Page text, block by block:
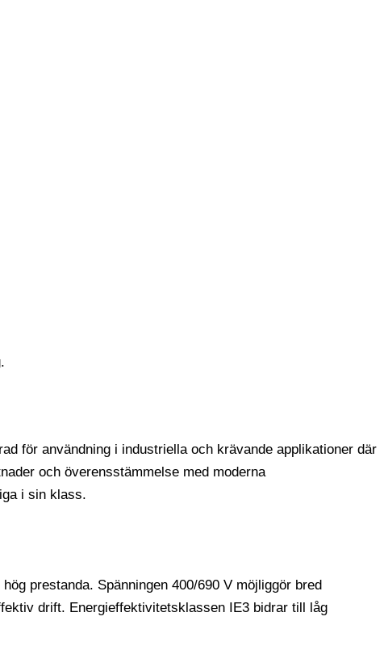
för användning i industriella och krävande applikationer där
och överensstämmelse med moderna
i sin klass.
prestanda. Spänningen 400/690 V möjliggör bred
drift. Energieffektivitetsklassen IE3 bidrar till låg